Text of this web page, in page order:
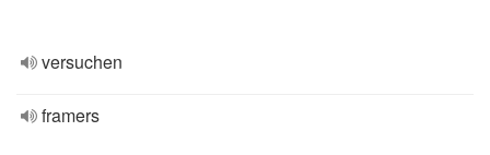
versuchen
framers